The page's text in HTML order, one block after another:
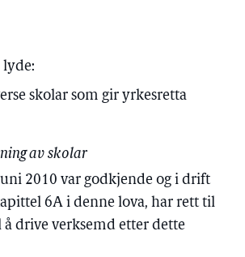
lyde:
skolar som gir yrkesretta
av skolar
2010 var godkjende og i drift
6A i denne lova, har rett til
å drive verksemd etter dette